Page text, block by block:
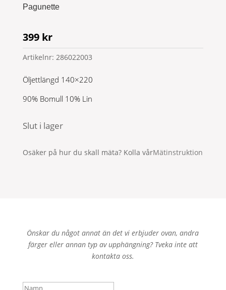
Pagunette
399 kr
Artikelnr: 286022003
Öljettlängd 140×220
90% Bomull 10% Lin
Slut i lager
Osäker på hur du skall mäta? Kolla vårMätinstruktion
Önskar du något annat än det vi erbjuder ovan, andra
färger eller annan typ av upphängning? Tveka inte att
kontakta oss.